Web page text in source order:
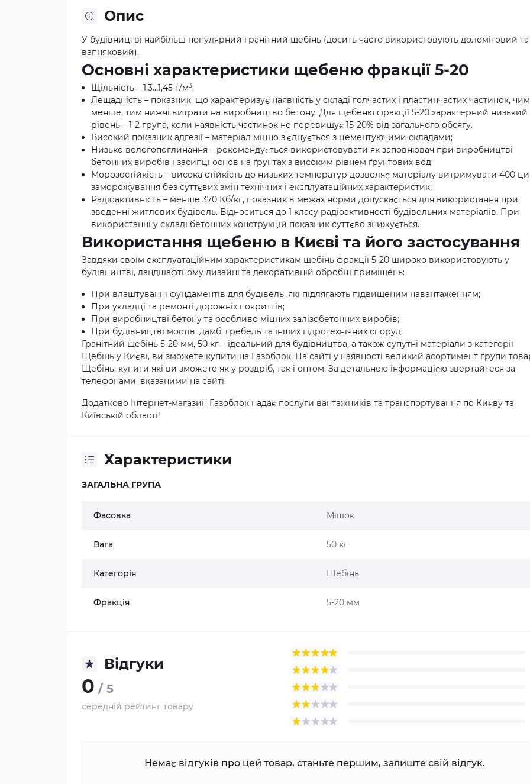
Опис
У будівництві найбільш популярний гранітний щебінь (досить часто використовують доломітовий та
вапняковий).
Основні характеристики щебеню фракції 5-20
Щільність – 1,3…1,45 т/м3;
Лещадність – показник, що характеризує наявність у складі голчастих і пластинчастих частинок, чим
менше, тим нижчі витрати на виробництво бетону. Для щебеню фракції 5-20 характерний низький
рівень – 1-2 група, коли наявність частинок не перевищує 15-20% від загального обсягу.
Високий показник адгезії – матеріал міцно з'єднується з цементуючими складами;
Низьке вологопоглинання – рекомендується використовувати як заповнювач при виробництві
бетонних виробів і засипці основ на ґрунтах з високим рівнем ґрунтових вод;
Морозостійкість – висока стійкість до низьких температур дозволяє матеріалу витримувати 400
заморожування без суттєвих змін технічних і експлуатаційних характеристик;
Радіоактивність – менше 370 Кб/кг, показник в межах норми допускається для використання при
зведенні житлових будівель. Відноситься до 1 класу радіоактивності будівельних матеріалів. При
використанні у складі бетонних конструкцій показник суттєво знижується.
Використання щебеню в Києві та його застосування
Завдяки своїм експлуатаційним характеристикам щебінь фракції 5-20 широко використовують у
будівництві, ландшафтному дизайні та декоративній обробці приміщень:
При влаштуванні фундаментів для будівель, які підлягають підвищеним навантаженням;
При укладці та ремонті дорожніх покриттів;
При виробництві бетону та особливо міцних залізобетонних виробів;
При будівництві мостів, дамб, гребель та інших гідротехнічних споруд;
Гранітний щебінь 5-20 мм, 50 кг – ідеальний для будівництва, а також супутні матеріали з категорії
Щебінь у Києві, ви зможете купити на Газоблок. На сайті у наявності великий асортимент групи
Щебінь, купити які ви зможете як у роздріб, так і оптом. За детальною інформацією звертайтеся за
телефонами, вказаними на сайті.
Додатково Інтернет-магазин Газоблок надає послуги вантажників та транспортування по Києву та
Київській області!
Характеристики
ЗАГАЛЬНА ГРУПА
Фасовка Мішок
Вага 50 кг
Категорія Щебінь
Фракція 5-20 мм
Відгуки
0 / 5
середній рейтинг товару
Немає відгуків про цей товар, станьте першим, залиште свій відгук.